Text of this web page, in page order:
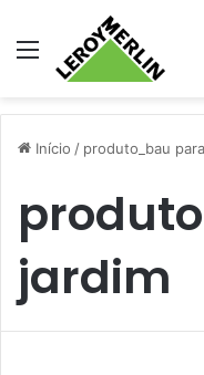
Menu
Início / produto_bau
jardim